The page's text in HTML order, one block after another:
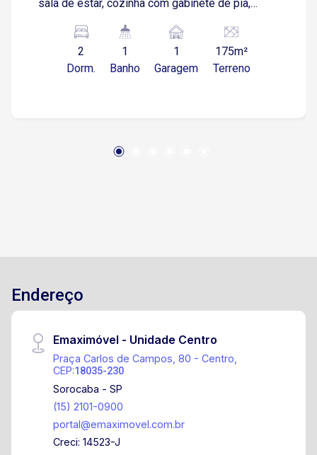
sala de estar, cozinha com gabinete de pia,
garagem coberta para 1 carro. Medidas
aproximadas: Dormitório I - 3,11 x 3,43
Dormitório II - 4,10 x 3,53 Sala - 3,13 x 3,58
2
Dorm.
1
Banho
1
Garagem
175m²
Terreno
Endereço
Emaximóvel - Unidade Centro
Praça Carlos de Campos, 80 - Centro,
CEP:18035-230
Sorocaba - SP
(15) 2101-0900
portal@emaximovel.com.br
Creci: 14523-J